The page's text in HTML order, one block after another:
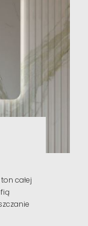
całej